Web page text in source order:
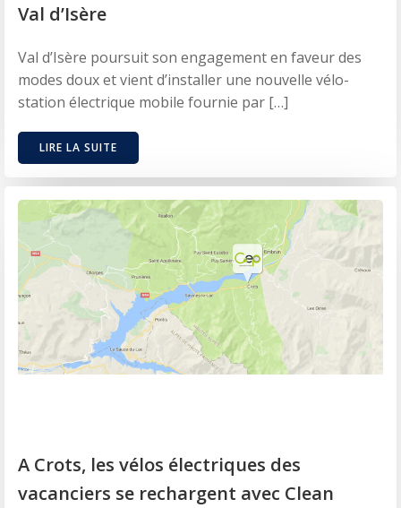
Val d’Isère
Val d’Isère poursuit son engagement en faveur des
modes doux et vient d’installer une nouvelle vélo-
station électrique mobile fournie par […]
LIRE LA SUITE
A Crots, les vélos électriques des
vacanciers se rechargent avec Clean